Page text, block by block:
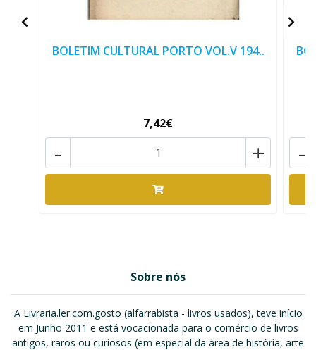
BOLETIM CULTURAL PORTO VOL.V 194..
7,42€
+
- -
Sobre nós
A Livraria.ler.com.gosto (alfarrabista - livros usados), teve início
em Junho 2011 e está vocacionada para o comércio de livros
antigos, raros ou curiosos (em especial da área de história, arte